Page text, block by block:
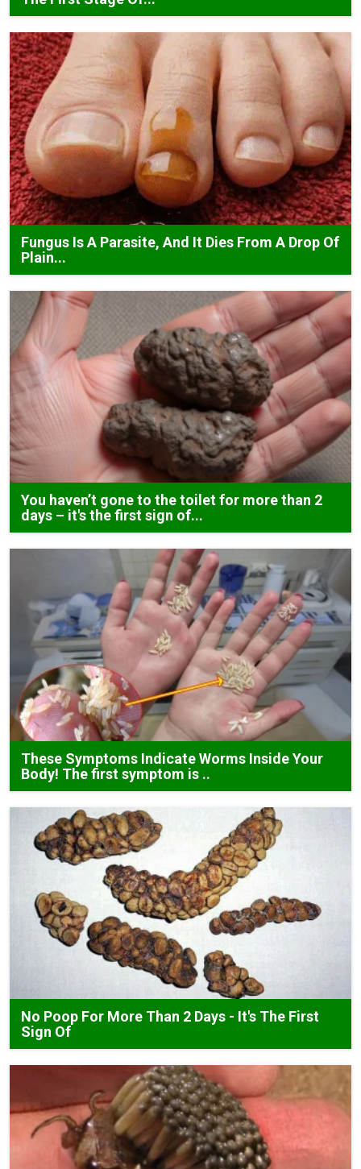
Fungus Is A Parasite, And It Dies From A Drop Of
Plain...
You haven’t gone to the toilet for more than 2
days – it's the first sign of...
These Symptoms Indicate Worms Inside Your
Body! The first symptom is ..
No Poop For More Than 2 Days - It's The First
Sign Of